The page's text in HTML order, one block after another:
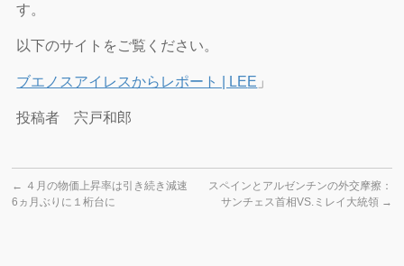
す。
以下のサイトをご覧ください。
ブエノスアイレスからレポート | LEE 」
投稿者 宍戸和郎
← ４月の物価上昇率は引き続き減速
6ヵ月ぶりに１桁台に
スペインとアルゼンチンの外交摩擦：
サンチェス首相VS.ミレイ大統領 →